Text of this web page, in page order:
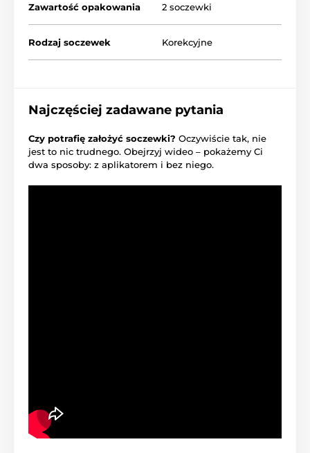
Zawartość opakowania 2 soczewki
Rodzaj soczewek Korekcyjne
Najczęściej zadawane pytania
Czy potrafię założyć soczewki? Oczywiście tak, nie
jest to nic trudnego. Obejrzyj wideo – pokażemy Ci
dwa sposoby: z aplikatorem i bez niego.